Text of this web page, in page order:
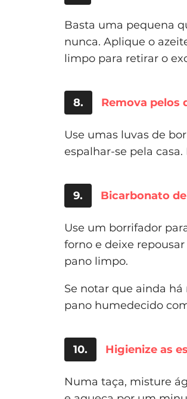
Basta uma pequena
nunca. Aplique o
limpo para retirar o
8. Remova pelos
Use umas luvas de
espalhar-se pela
9. Bicarbonato
Use um borrifador
forno e deixe
pano limpo.
Se notar que ainda
pano humedecido
10. Higienize as
Numa taça, misture